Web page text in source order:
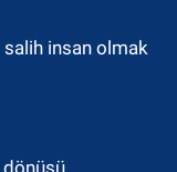
insan olmak
dönüşü